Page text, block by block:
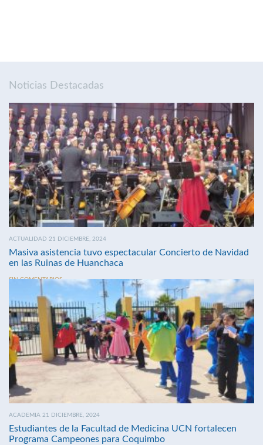
Noticias Destacadas
ACTUALIDAD 21 DICIEMBRE, 2024
Masiva asistencia tuvo espectacular Concierto de Navidad
en las Ruinas de Huanchaca
SIN COMENTARIOS
ACADEMIA 21 DICIEMBRE, 2024
Estudiantes de la Facultad de Medicina UCN fortalecen
Programa Campeones para Coquimbo